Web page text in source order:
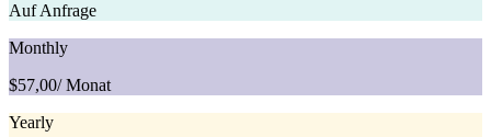
Auf Anfrage
Monthly
$57,00/ Monat
Yearly